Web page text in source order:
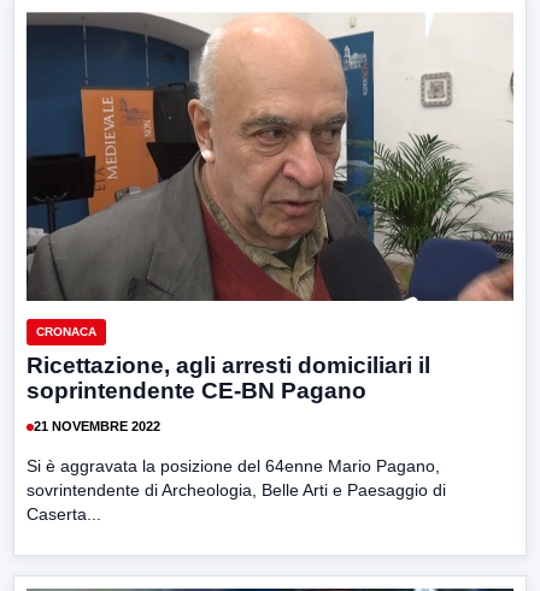
CRONACA
Ricettazione, agli arresti domiciliari il
soprintendente CE-BN Pagano
21 NOVEMBRE 2022
Si è aggravata la posizione del 64enne Mario Pagano,
sovrintendente di Archeologia, Belle Arti e Paesaggio di
Caserta...